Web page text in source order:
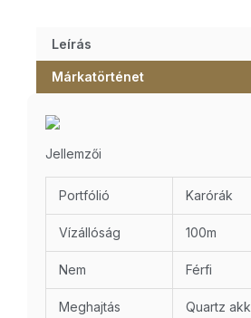
Leírás
Márkatörténet
Jellemzői
Portfólió Karórák
Vízállóság 100m
Nem Férfi
Meghajtás Quartz